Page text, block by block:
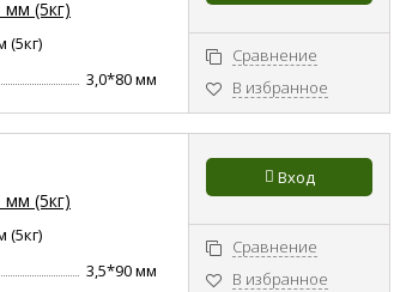
(5кг)
(5кг)
3,0*80 мм
Сравнение
В избранное
(5кг)
(5кг)
3,5*90 мм
Вход
Сравнение
В избранное